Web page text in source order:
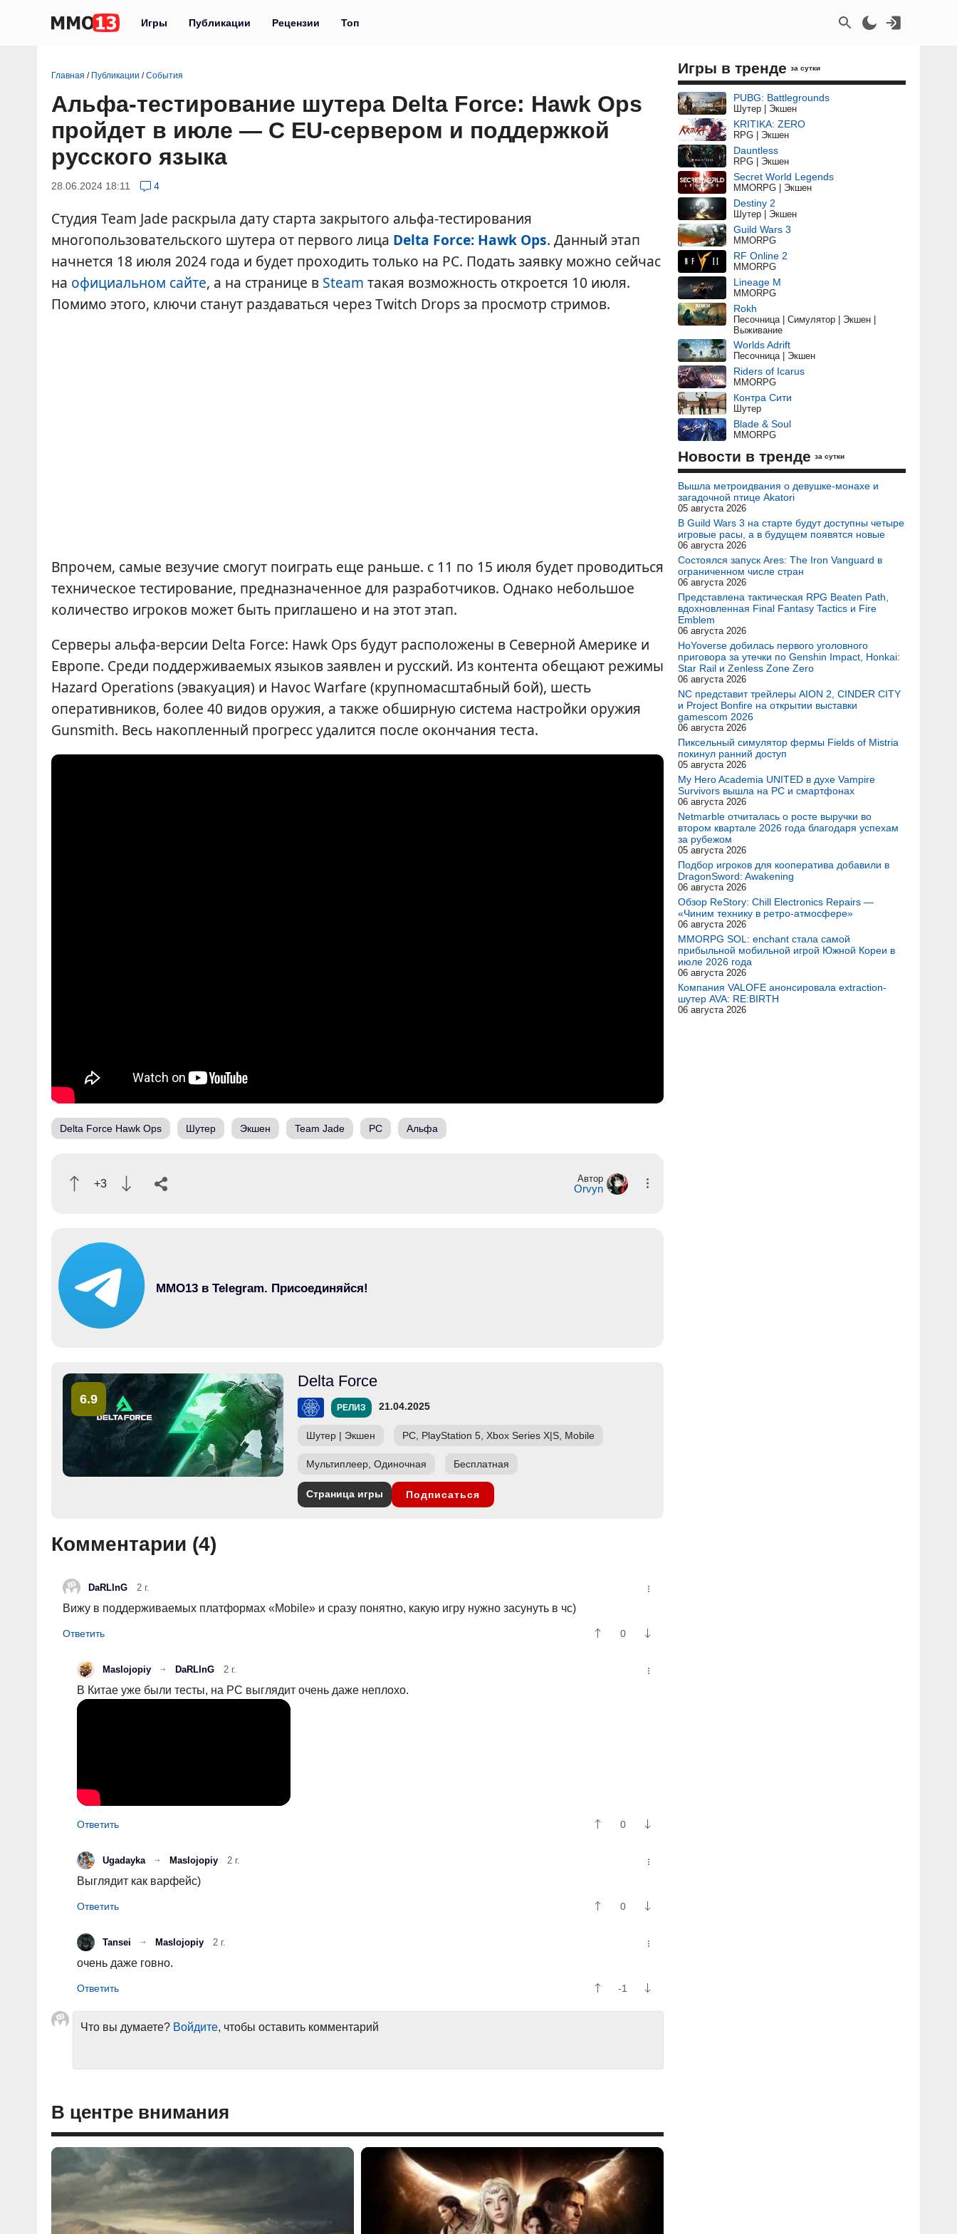
Игры Публикации Рецензии Топ
Главная / Публикации /События
Альфа-тестирование шутера Delta Force: Hawk Ops
пройдет в июле — С EU-сервером и поддержкой
русского языка
28.06.2024 18:11 4
Студия Team Jade раскрыла дату старта закрытого альфа-тестирования
многопользовательского шутера от первого лица Delta Force: Hawk Ops. Данный этап
начнется 18 июля 2024 года и будет проходить только на PC. Подать заявку можно сейчас
на официальном сайте, а на странице в Steam такая возможность откроется 10 июля.
Помимо этого, ключи станут раздаваться через Twitch Drops за просмотр стримов.
Впрочем, самые везучие смогут поиграть еще раньше. с 11 по 15 июля будет проводиться
техническое тестирование, предназначенное для разработчиков. Однако небольшое
количество игроков может быть приглашено и на этот этап.
Серверы альфа-версии Delta Force: Hawk Ops будут расположены в Северной Америке и
Европе. Среди поддерживаемых языков заявлен и русский. Из контента обещают режимы
Hazard Operations (эвакуация) и Havoc Warfare (крупномасштабный бой), шесть
оперативников, более 40 видов оружия, а также обширную система настройки оружия
Gunsmith. Весь накопленный прогресс удалится после окончания теста.
Delta Force Hawk Ops Шутер Экшен Team Jade PC Альфа
+3 Автор
Orvyn
MMO13 в Telegram. Присоединяйся!
6.9
Delta Force
РЕЛИЗ 21.04.2025
Шутер | Экшен PC, PlayStation 5, Xbox Series X|S, Mobile
Мультиплеер, Одиночная Бесплатная
Страница игры Подписаться
Комментарии (4)
DaRLlnG 2 г.
Вижу в поддерживаемых платформах «Mobile» и сразу понятно, какую игру нужно засунуть в чс)
0
Maslojopiy DaRLlnG 2 г.
В Китае уже были тесты, на PC выглядит очень даже неплохо.
0
Ugadayka Maslojopiy 2 г.
Выглядит как варфейс)
0
Tansei Maslojopiy 2 г.
очень даже говно.
-1
Что вы думаете? Войдите, чтобы оставить комментарий
В центре внимания
Игры в тренде за сутки
PUBG: Battlegrounds
Шутер | Экшен
KRITIKA: ZERO
RPG | Экшен
Dauntless
RPG | Экшен
Secret World Legends
MMORPG | Экшен
Destiny 2
Шутер | Экшен
Guild Wars 3
MMORPG
RF Online 2
MMORPG
Lineage M
MMORPG
Rokh
Песочница | Симулятор | Экшен |
Выживание
Worlds Adrift
Песочница | Экшен
Riders of Icarus
MMORPG
Контра Сити
Шутер
Blade & Soul
MMORPG
Новости в тренде за сутки
Вышла метроидвания о девушке-монахе и
загадочной птице Akatori
05 августа 2026
В Guild Wars 3 на старте будут доступны четыре
игровые расы, а в будущем появятся новые
06 августа 2026
Состоялся запуск Ares: The Iron Vanguard в
ограниченном числе стран
06 августа 2026
Представлена тактическая RPG Beaten Path,
вдохновленная Final Fantasy Tactics и Fire
Emblem
06 августа 2026
HoYoverse добилась первого уголовного
приговора за утечки по Genshin Impact, Honkai:
Star Rail и Zenless Zone Zero
06 августа 2026
NC представит трейлеры AION 2, CINDER CITY
и Project Bonfire на открытии выставки
gamescom 2026
06 августа 2026
Пиксельный симулятор фермы Fields of Mistria
покинул ранний доступ
05 августа 2026
My Hero Academia UNITED в духе Vampire
Survivors вышла на PC и смартфонах
06 августа 2026
Netmarble отчиталась о росте выручки во
втором квартале 2026 года благодаря успехам
за рубежом
05 августа 2026
Подбор игроков для кооператива добавили в
DragonSword: Awakening
06 августа 2026
Обзор ReStory: Chill Electronics Repairs —
«Чиним технику в ретро-атмосфере»
06 августа 2026
MMORPG SOL: enchant стала самой
прибыльной мобильной игрой Южной Кореи в
июле 2026 года
06 августа 2026
Компания VALOFE анонсировала extraction-
шутер AVA: RE:BIRTH
06 августа 2026